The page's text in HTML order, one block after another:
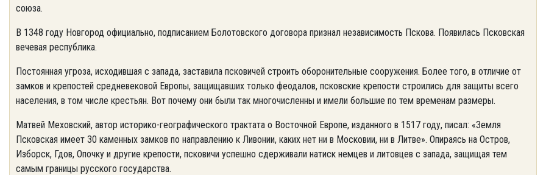
союза.
В 1348 году Новгород официально, подписанием Болотовского договора признал независимость Пскова. Появилась Псковская
вечевая республика.
Постоянная угроза, исходившая с запада, заставила псковичей строить оборонительные сооружения. Более того, в отличие от
замков и крепостей средневековой Европы, защищавших только феодалов, псковские крепости строились для защиты всего
населения, в том числе крестьян. Вот почему они были так многочисленны и имели большие по тем временам размеры.
Матвей Меховский, автор историко-географического трактата о Восточной Европе, изданного в 1517 году, писал: «Земля
Псковская имеет 30 каменных замков по направлению к Ливонии, каких нет ни в Московии, ни в Литве». Опираясь на Остров,
Изборск, Гдов, Опочку и другие крепости, псковичи успешно сдерживали натиск немцев и литовцев с запада, защищая тем
самым границы русского государства.